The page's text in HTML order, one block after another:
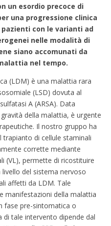
un esordio precoce di
una progressione clinica
con le varianti ad
nelle modalità di
siano accomunati da
nel tempo.
(LDM) è una malattia rara
(LSD) dovuta al
A (ARSA). Data
della malattia, è urgente
Il nostro gruppo ha
di cellule staminali
corrette mediante
(VL), permette di ricostituire
del sistema nervoso
affetti da LDM. Tale
manifestazioni della malattia
fase pre-sintomatica o
di tale intervento dipende dal